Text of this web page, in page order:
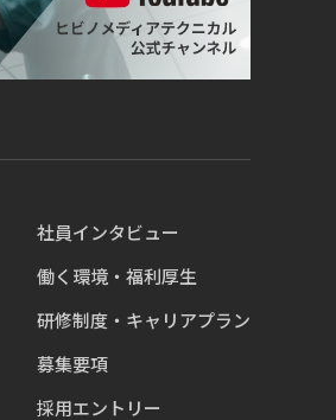
社員インタビュー
働く環境・福利厚生
研修制度・キャリアプラン
募集要項
採用エントリー